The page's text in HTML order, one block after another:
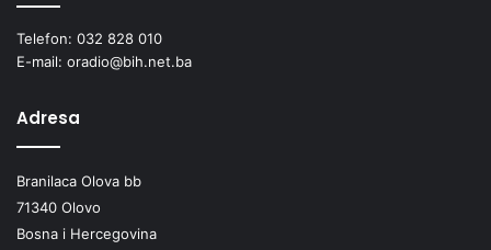
Telefon: 032 828 010
E-mail: oradio@bih.net.ba
Adresa
Branilaca Olova bb
71340 Olovo
Bosna i Hercegovina